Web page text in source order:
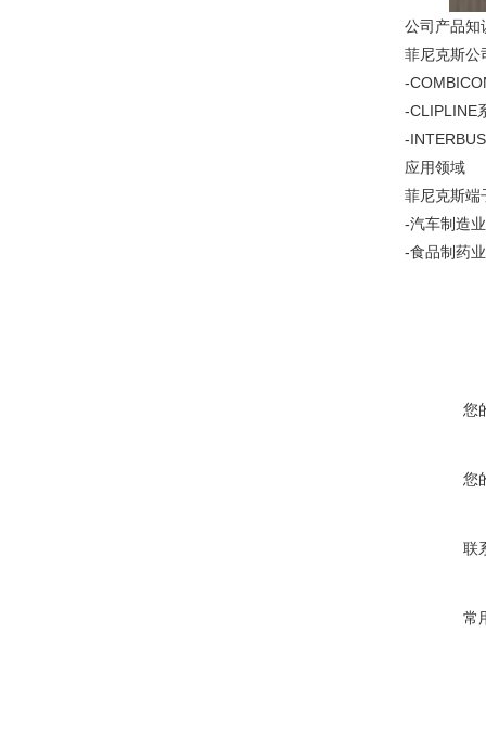
公司产品知
菲尼克斯公
-
-CLIPLINE
-
应用领域
菲尼克斯端
-汽车制造
-食品制药
您
您
联
常